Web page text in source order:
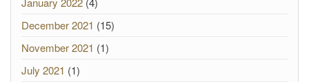
December 2021 (15)
November 2021 (1)
July 2021 (1)